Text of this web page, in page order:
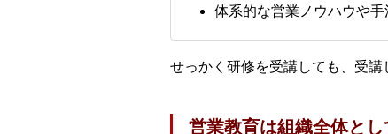
体系的な営業ノウハウや
せっかく研修を受講しても、受講
営業教育は組織全体と